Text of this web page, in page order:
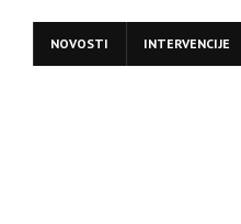
NOVOSTI INTERVENCIJE